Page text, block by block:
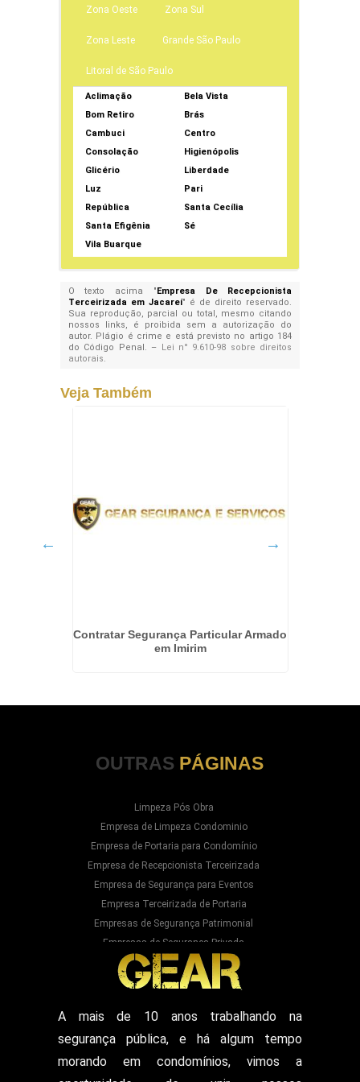
Zona Oeste Zona Sul
Zona Leste Grande São Paulo
Litoral de São Paulo
Aclimação
Bela Vista
Bom Retiro
Brás
Cambuci
Centro
Consolação
Higienópolis
Glicério
Liberdade
Luz
Pari
República
Santa Cecília
Santa Efigênia
Sé
Vila Buarque
O texto acima "Empresa De Recepcionista
Terceirizada em Jacareí" é de direito reservado.
Sua reprodução, parcial ou total, mesmo citando
nossos links, é proibida sem a autorização do
autor. Plágio é crime e está previsto no artigo 184
do Código Penal. – Lei n° 9.610-98 sobre direitos
autorais.
Veja Também
Contratar Segurança Particular Armado
em Imirim
OUTRAS PÁGINAS
Limpeza Pós Obra
Empresa de Limpeza Condominio
Empresa de Portaria para Condomínio
Empresa de Recepcionista Terceirizada
Empresa de Segurança para Eventos
Empresa Terceirizada de Portaria
Empresas de Segurança Patrimonial
Empresas de Segurança Privada
Empresas Prestadoras de Serviços para
Condominios
Empresas Prestadoras de Serviços para Prédios
Prestação de Serviços de Recepção
Recepcionista Terceirizada
Segurança Particular Armado
A mais de 10 anos trabalhando na
segurança pública, e há algum tempo
morando em condomínios, vimos a